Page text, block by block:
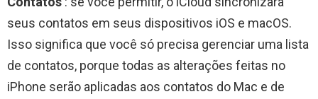
seus contatos em seus dispositivos iOS e macOS.
Isso significa que você só precisa gerenciar uma lista
de contatos, porque todas as alterações feitas no
iPhone serão aplicadas aos contatos do Mac e de